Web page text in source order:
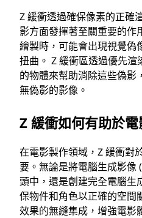
Z 緩衝透過確保像素的正確
影方面發揮著至關重要的作
繪製時，可能會出現視覺偽
扭曲。 Z 緩衝區透過優先
的物體來幫助消除這些偽影
無偽影的影像。
Z 緩衝如何有助於
在電影製作領域，Z 緩衝對
要。無論是將電腦生成影像
頭中，還是創建完全電腦生
保物件和角色以正確的空間
效果的無縫集成，增強電影